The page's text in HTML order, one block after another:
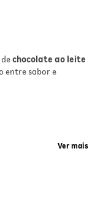
chocolate ao leite
entre sabor e
Ver mais